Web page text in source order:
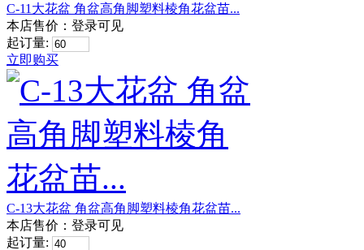
C-11大花盆 角盆高角脚塑料棱角花盆苗...
本店售价： 登录可见
起订量:
立即购买
C-13大花盆 角盆高角脚塑料棱角花盆苗...
本店售价： 登录可见
起订量: